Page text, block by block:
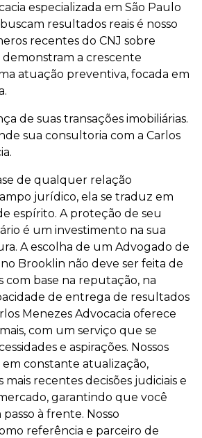
especializada em São Paulo
resultados reais é nosso
recentes do CNJ sobre
demonstram a crescente
atuação preventiva, focada em
de suas transações imobiliárias.
sua consultoria com a Carlos
de qualquer relação
jurídico, ela se traduz em
espírito. A proteção de seu
é um investimento na sua
A escolha de um Advogado de
Brooklin não deve ser feita de
com base na reputação, na
de entrega de resultados
Menezes Advocacia oferece
com um serviço que se
e aspirações. Nossos
em constante atualização,
recentes decisões judiciais e
garantindo que você
à frente. Nosso
referência e parceiro de